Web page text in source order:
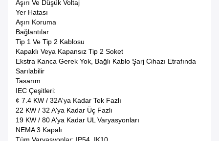
Aşırı Ve Düşük Voltaj
Yer Hatası
Aşırı Koruma
Bağlantılar
Tip 1 Ve Tip 2 Kablosu
Kapaklı Veya Kapansız Tip 2 Soket
Ekstra Kanca Gerek Yok, Bağlı Kablo Şarj Cihazı Etrafında
Sarılabilir
Tasarım
IEC Çeşitleri:
¢ 7.4 KW / 32A'ya Kadar Tek Fazlı
22 KW / 32 A'ya Kadar Üç Fazlı
19 KW / 80 A'ya Kadar UL Varyasyonları
NEMA 3 Kapalı